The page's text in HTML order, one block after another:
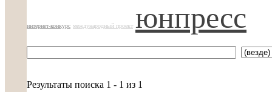
интернет-конкурс международный проект юнпресс
Результаты поиска 1 - 1 из 1